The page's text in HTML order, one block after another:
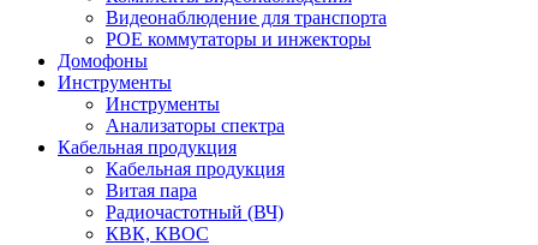
Видеонаблюдение для транспорта
POE коммутаторы и инжекторы
Домофоны
Инструменты
Инструменты
Анализаторы спектра
Кабельная продукция
Кабельная продукция
Витая пара
Радиочастотный (ВЧ)
КВК, КВОС